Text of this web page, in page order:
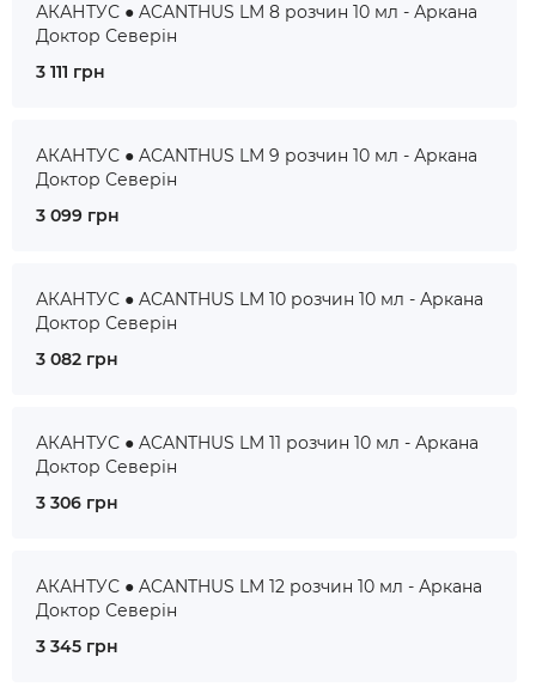
АКАНТУС ● ACANTHUS LM 8 розчин 10 мл - Аркана
Доктор Северін
3 111 грн
АКАНТУС ● ACANTHUS LM 9 розчин 10 мл - Аркана
Доктор Северін
3 099 грн
АКАНТУС ● ACANTHUS LM 10 розчин 10 мл - Аркана
Доктор Северін
3 082 грн
АКАНТУС ● ACANTHUS LM 11 розчин 10 мл - Аркана
Доктор Северін
3 306 грн
АКАНТУС ● ACANTHUS LM 12 розчин 10 мл - Аркана
Доктор Северін
3 345 грн